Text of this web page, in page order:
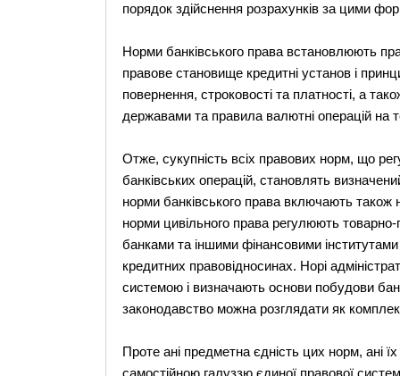
порядок здійснення розрахунків за цими
Норми банківського права встановлюють
правове становище кредитні установ і
повернення, строковості та платності, а
державами та правила валютні операцій на
Отже, сукупність всіх правових норм, що
банківських операцій, становлять
норми банківського права включають також
норми цивільного права регулюють
банками та іншими фінансовими
кредитних правовідносинах. Норі
системою і визначають основи побудови
законодавство можна розглядати як
Проте ані предметна єдність цих норм, ані
самостійною галуззю єдиної правової